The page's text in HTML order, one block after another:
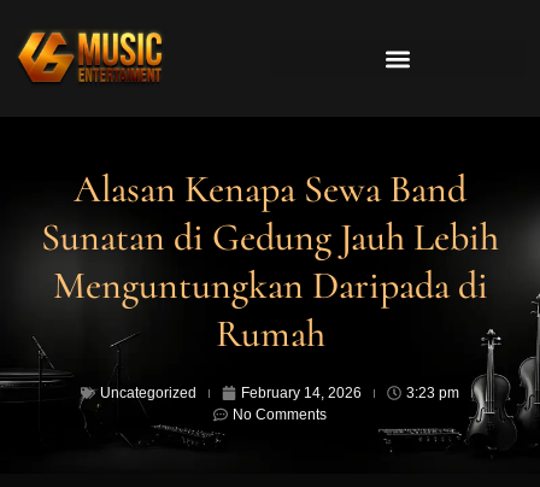
Alasan Kenapa Sewa Band
Sunatan di Gedung Jauh Lebih
Menguntungkan Daripada di
Rumah
Uncategorized February 14, 2026
3:23 pm
No Comments